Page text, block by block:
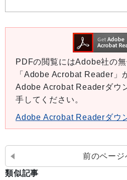
PDFの閲覧にはAdobe社の
「Adobe Acrobat Reader」
Adobe Acrobat Readerダウ
手してください。
Adobe Acrobat Readerダウ
前のページ
類似記事